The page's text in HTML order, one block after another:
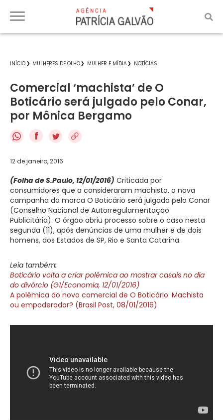
INÍCIO MULHERES DE OLHO MULHER E MÍDIA NOTÍCIAS
Comercial ‘machista’ de O
Boticário será julgado pelo Conar,
por Mônica Bergamo
f
12 de janeiro, 2016
(Folha de S.Paulo, 12/01/2016) Criticada por
consumidores que a consideraram machista, a nova
campanha da marca O Boticário será julgada pelo Conar
(Conselho Nacional de Autorregulamentação
Publicitária). O órgão abriu processo sobre o caso nesta
segunda (11), após denúncias de uma mulher e de dois
homens, dos Estados de SP, Rio e Santa Catarina.
Leia também:
Boticário volta a criar polêmica ao mostrar casais no dia
do divórcio (G1/Economia, 12/01/2016)
A polêmica do novo comercial de O Boticário: Machista
ou empoderador? (Brasil Post, 08/01/2016)